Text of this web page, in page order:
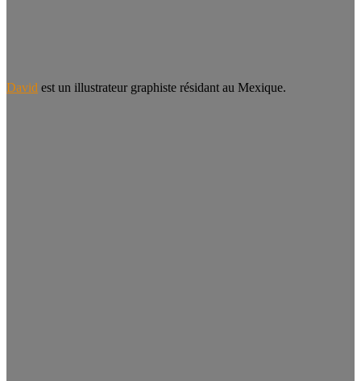
David est un illustrateur graphiste résidant au Mexique.